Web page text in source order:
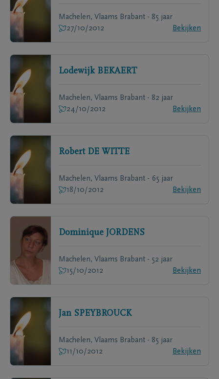
Machelen, Vlaams Brabant - 85 jaar
27/10/2012
Bekijken
Lodewijk BEKAERT
Machelen, Vlaams Brabant - 82 jaar
24/10/2012
Bekijken
Robert DE WITTE
Machelen, Vlaams Brabant - 65 jaar
18/10/2012
Bekijken
Dominique JORDENS
Machelen, Vlaams Brabant - 52 jaar
15/10/2012
Bekijken
Jan SPEYBROUCK
Machelen, Vlaams Brabant - 85 jaar
11/10/2012
Bekijken